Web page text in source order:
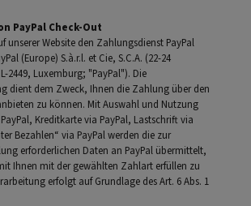
PayPal Check-Out
unserer Website den Zahlungsdienst PayPal
(Europe) S.à.r.l. et Cie, S.C.A. (22-24
2449, Luxemburg; "PayPal"). Die
dient dem Zweck, Ihnen die Zahlung über den
zu können. Mit Auswahl und Nutzung
Kreditkarte via PayPal, Lastschrift via
Bezahlen“ via PayPal werden die zur
erforderlichen Daten an PayPal übermittelt,
Ihnen mit der gewählten Zahlart erfüllen zu
erfolgt auf Grundlage des Art. 6 Abs. 1